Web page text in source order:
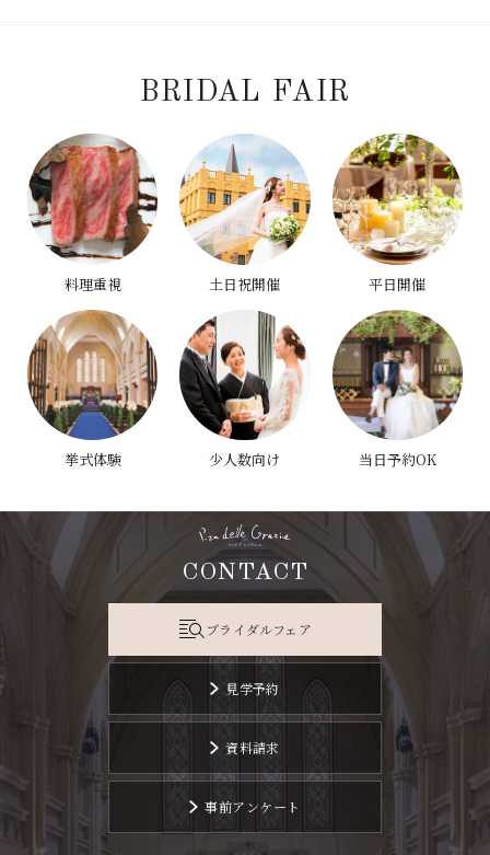
BRIDAL FAIR
料理重視 土日祝開催 平日開催
挙式体験 少人数向け 当日予約OK
CONTACT
ブライダルフェア
見学予約
資料請求
事前アンケート